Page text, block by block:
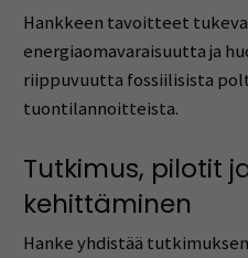
Hankkeen tavoitteet
energiaomavaraisuutta ja
riippuvuutta fossiilisista
tuontilannoitteista.
Tutkimus, pilotit
kehittäminen
Hanke yhdistää